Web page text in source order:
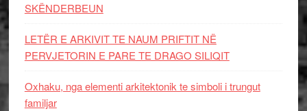
SKËNDERBEUN
LETËR E ARKIVIT TE NAUM PRIFTIT NË
PERVJETORIN E PARE TE DRAGO SILIQIT
Oxhaku, nga elementi arkitektonik te simboli i trungut
familjar